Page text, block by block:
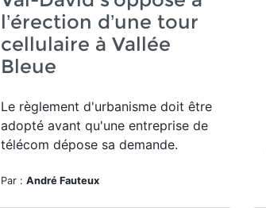
l’érection d’une tour
cellulaire à Vallée
Bleue
Le règlement d'urbanisme doit être
adopté avant qu'une entreprise de
télécom dépose sa demande.
Par : André Fauteux